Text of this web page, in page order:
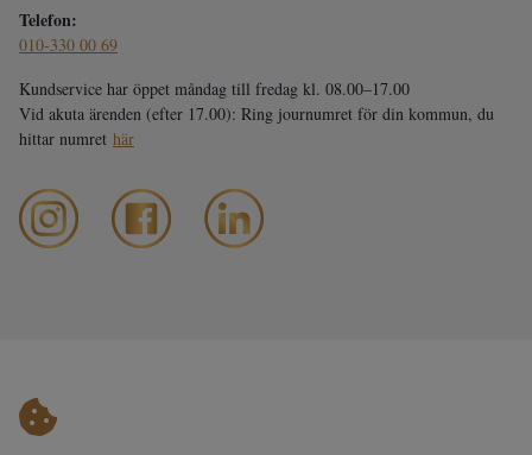
Telefon:
010-330 00 69
Kundservice har öppet måndag till fredag kl. 08.00–17.00
Vid akuta ärenden (efter 17.00): Ring journumret för din kommun, du
hittar numret här